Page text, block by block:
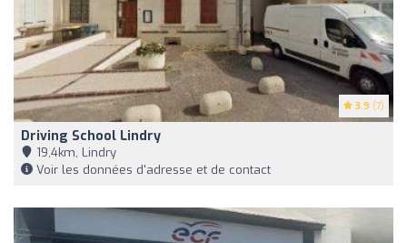
3.9 (7)
Driving School Lindry
19,4km, Lindry
Voir les données d'adresse et de contact